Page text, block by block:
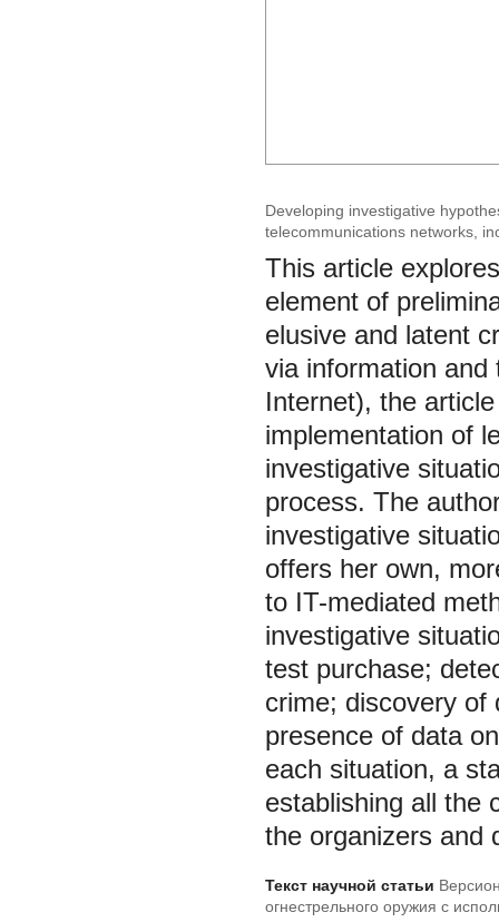
Developing investigative
telecommunications networks,
This article
element of
elusive and latent
via information and
Internet), the
implementation of
investigative
process. The
investigative
offers her own,
to IT-mediated
investigative
test purchase;
crime; discovery of
presence of data
each situation, a
establishing all the
the organizers and
Текст научной статьи
огнестрельного оружия с